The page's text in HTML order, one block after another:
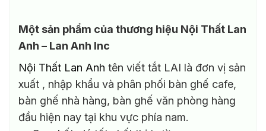
Một sản phẩm của thương hiệu Nội Thất Lan
Anh – Lan Anh Inc
Nội Thất Lan Anh tên viết tắt LAI là đơn vị sản
xuất , nhập khẩu và phân phối bàn ghế cafe,
bàn ghế nhà hàng, bàn ghế văn phòng hàng
đầu hiện nay tại khu vực phía nam.